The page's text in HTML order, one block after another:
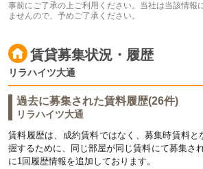
事前にご了承の上ご利用ください。当社は当該情報
ませんので、予めご了承ください。
賃貸募集状況・履歴
リラハイツ大通
過去に募集された賃料履歴(26件)
リラハイツ大通
賃料履歴は、成約賃料ではなく、募集時賃料と
握するために、同じ部屋が同じ賃料にて募集さ
に1回履歴情報を追加しております。